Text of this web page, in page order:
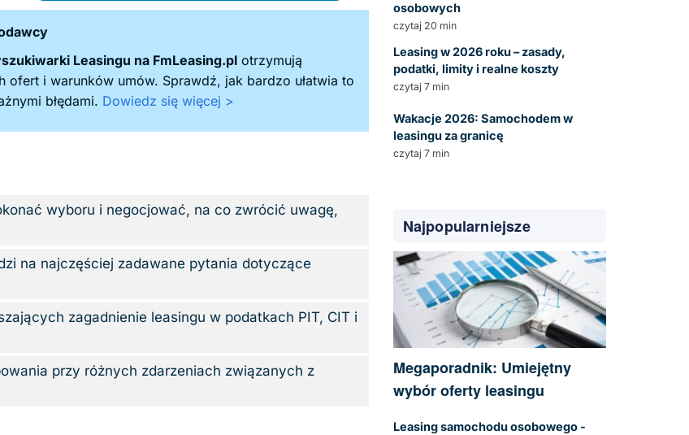
Leasingu na FmLeasing.pl otrzymują
ofert i warunków umów. Sprawdź, jak bardzo ułatwia to
błędami. Dowiedz się więcej >
wyboru i negocjować, na co zwrócić uwagę,
na najczęściej zadawane pytania dotyczące
zagadnienie leasingu w podatkach PIT, CIT i
przy różnych zdarzeniach związanych z
osobowych
czytaj 20 min
Leasing w 2026 roku – zasady,
podatki, limity i realne koszty
czytaj 7 min
Wakacje 2026: Samochodem w
leasingu za granicę
czytaj 7 min
Najpopularniejsze
Megaporadnik: Umiejętny
wybór oferty leasingu
Leasing samochodu osobowego -